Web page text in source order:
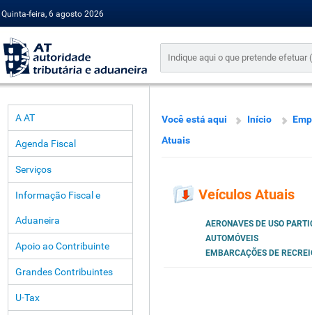
Quinta-feira, 6 agosto 2026
A AT
Agenda Fiscal
Serviços
Informação Fiscal e
Aduaneira
Apoio ao Contribuinte
Grandes Contribuintes
U-Tax
Você está aqui Início
Atuais
Veículos Atuais
AERONAVES DE USO
AUTOMÓVEIS
EMBARCAÇÕES DE